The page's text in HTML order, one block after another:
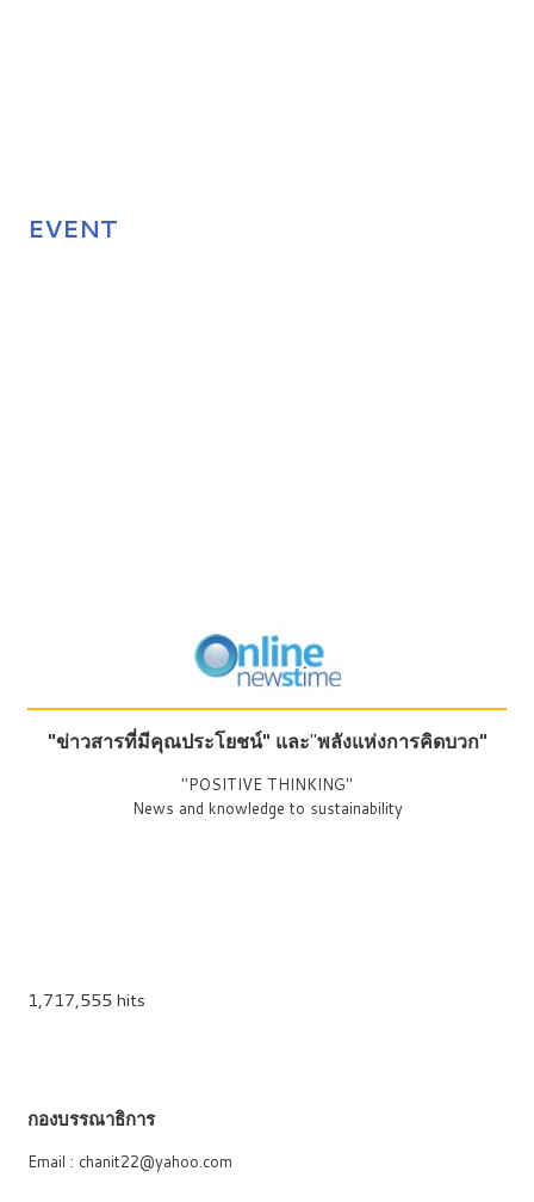
EVENT
"ข่าวสารที่มีคุณประโยชน์" และ"พลังแห่งการคิดบวก"
"POSITIVE THINKING"
News and knowledge to sustainability
1,717,555 hits
กองบรรณาธิการ
Email : chanit22@yahoo.com